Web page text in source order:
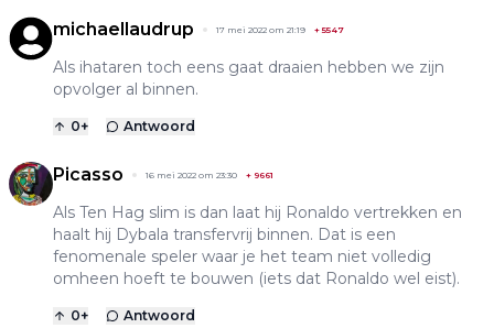
michaellaudrup 17 mei 2022 om 21:19 + 5547
Als ihataren toch eens gaat draaien hebben we zijn
opvolger al binnen.
0+ Antwoord
Picasso 16 mei 2022 om 23:30 + 9661
Als Ten Hag slim is dan laat hij Ronaldo vertrekken en
haalt hij Dybala transfervrij binnen. Dat is een
fenomenale speler waar je het team niet volledig
omheen hoeft te bouwen (iets dat Ronaldo wel eist).
0+ Antwoord